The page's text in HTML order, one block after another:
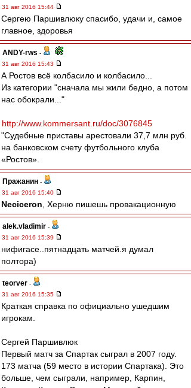
31 авг 2016 15:44
Сергею Паршивлюку спасибо, удачи и, самое
главное, здоровья
ANDY-rws -
31 авг 2016 15:43
А Ростов всё колбасило и колбасило...
Из категории "сначала мы жили бедно, а потом
нас обокрали..."
http://www.kommersant.ru/doc/3076845
"Судебные приставы арестовали 37,7 млн руб.
на банковском счету футбольного клуба
«Ростов».
Пражанин -
31 авг 2016 15:40
Neciceron , Херню пишешь провакационную
alek.vladimir -
31 авг 2016 15:39
нифигасе..пятнадцать матчей.я думал
полтора)
teorver -
31 авг 2016 15:35
Краткая справка по официально ушедшим
игрокам.
Сергей Паршивлюк
Первый матч за Спартак сыграл в 2007 году.
173 матча (59 место в истории Спартака). Это
больше, чем сыграли, например, Карпин,